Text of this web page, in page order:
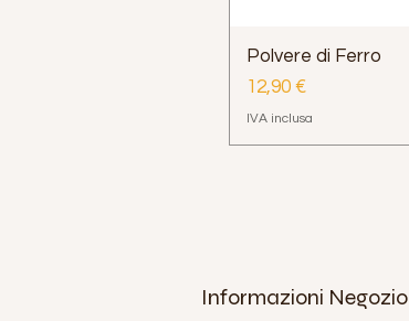
Polvere di Ferro
Prezzo
12,90 €
IVA inclusa
Informazioni Negozio